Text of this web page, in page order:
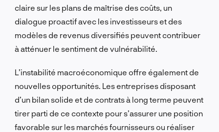
claire sur les plans de maîtrise des coûts, un
dialogue proactif avec les investisseurs et des
modèles de revenus diversifiés peuvent contribuer
à atténuer le sentiment de vulnérabilité.
L’instabilité macroéconomique offre également de
nouvelles opportunités. Les entreprises disposant
d’un bilan solide et de contrats à long terme peuvent
tirer parti de ce contexte pour s’assurer une position
favorable sur les marchés fournisseurs ou réaliser